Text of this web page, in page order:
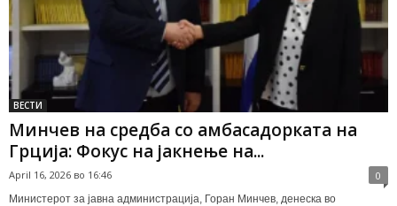
ВЕСТИ
Минчев на средба со амбасадорката на
Грција: Фокус на јакнење на...
April 16, 2026 во 16:46 0
Министерот за јавна администрација, Горан Минчев, денеска во